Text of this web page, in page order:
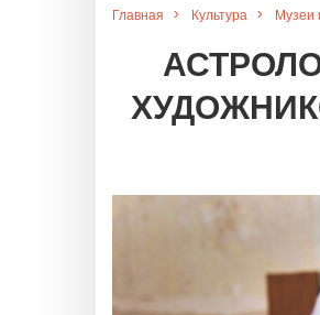
Главная Культура Музеи